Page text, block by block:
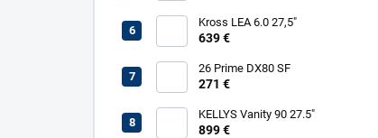
Kross LEA 6.0 27,5"
639 €
26 Prime DX80 SF
271 €
KELLYS Vanity 90 27.5"
899 €